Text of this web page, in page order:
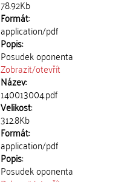
78.92Kb
Formát:
application/pdf
Popis:
Posudek oponenta
Zobrazit/otevřít
Název:
140013004.pdf
Velikost:
312.8Kb
Formát:
application/pdf
Popis:
Posudek oponenta